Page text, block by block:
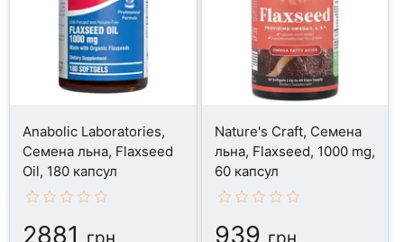
Anabolic Laboratories,
Семена льна, Flaxseed
Oil, 180 капсул
2881
Nature's Craft, Семена
льна, Flaxseed, 1000 mg,
60 капсул
939